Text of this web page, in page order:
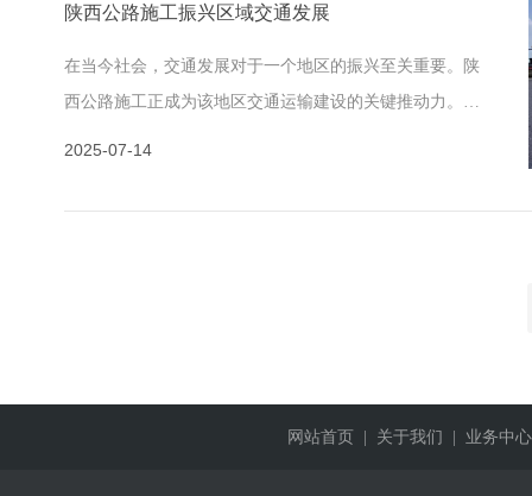
陕西公路施工振兴区域交通发展
在当今社会，交通发展对于一个地区的振兴至关重要。陕
西公路施工正成为该地区交通运输建设的关键推动力。这
2025-07-14
网站首页 | 关于我们 | 业务中心